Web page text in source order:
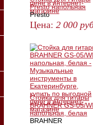
Presto напольная
Presto
Цена: 2 000
Стойка для гитары
BRAHNER GS-05/
напольная, белая
BRAHNER